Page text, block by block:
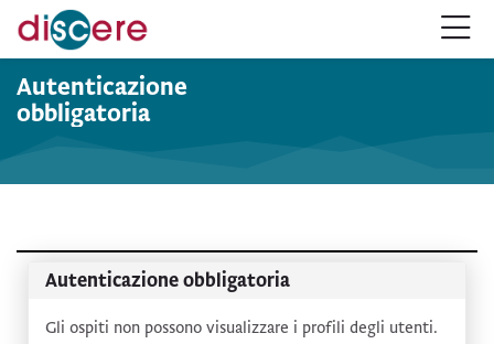
Salta alla navigazione
Salta al form login
Vai al contenuto principale
Salta alle opzioni accessibilità
Salta al footer
Salta opzioni accessibilità
Autenticazione
obbligatoria
Autenticazione obbligatoria
Gli ospiti non possono visualizzare i profili degli utenti.